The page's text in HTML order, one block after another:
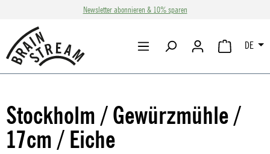
Zum Hauptinhalt springenNewsletter abonnieren & 10% sparen
DE
Stockholm / Gewürzmühle /
17cm / Eiche